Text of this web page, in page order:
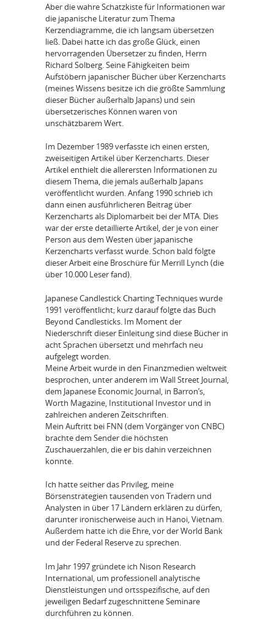
Aber die wahre Schatzkiste für Informationen war
die japanische Literatur zum Thema
Kerzendiagramme, die ich langsam übersetzen
ließ. Dabei hatte ich das große Glück, einen
hervorragenden Übersetzer zu finden, Herrn
Richard Solberg. Seine Fähigkeiten beim
Aufstöbern japanischer Bücher über Kerzencharts
(meines Wissens besitze ich die größte Sammlung
dieser Bücher außerhalb Japans) und sein
übersetzerisches Können waren von
unschätzbarem Wert.
Im Dezember 1989 verfasste ich einen ersten,
zweiseitigen Artikel über Kerzencharts. Dieser
Artikel enthielt die allerersten Informationen zu
diesem Thema, die jemals außerhalb Japans
veröffentlicht wurden. Anfang 1990 schrieb ich
dann einen ausführlicheren Beitrag über
Kerzencharts als Diplomarbeit bei der MTA. Dies
war der erste detaillierte Artikel, der je von einer
Person aus dem Westen über japanische
Kerzencharts verfasst wurde. Schon bald folgte
dieser Arbeit eine Broschüre für Merrill Lynch (die
über 10.000 Leser fand).
Japanese Candlestick Charting Techniques wurde
1991 veröffentlicht; kurz darauf folgte das Buch
Beyond Candlesticks. Im Moment der
Niederschrift dieser Einleitung sind diese Bücher in
acht Sprachen übersetzt und mehrfach neu
aufgelegt worden.
Meine Arbeit wurde in den Finanzmedien weltweit
besprochen, unter anderem im Wall Street Journal,
dem Japanese Economic Journal, in Barron’s,
Worth Magazine, Institutional Investor und in
zahlreichen anderen Zeitschriften.
Mein Auftritt bei FNN (dem Vorgänger von CNBC)
brachte dem Sender die höchsten
Zuschauerzahlen, die er bis dahin verzeichnen
konnte.
Ich hatte seither das Privileg, meine
Börsenstrategien tausenden von Tradern und
Analysten in über 17 Ländern erklären zu dürfen,
darunter ironischerweise auch in Hanoi, Vietnam.
Außerdem hatte ich die Ehre, vor der World Bank
und der Federal Reserve zu sprechen.
Im Jahr 1997 gründete ich Nison Research
International, um professionell analytische
Dienstleistungen und ortsspezifische, auf den
jeweiligen Bedarf zugeschnittene Seminare
durchführen zu können.